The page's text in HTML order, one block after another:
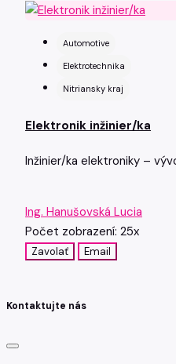
Automotive
Elektrotechnika
Nitriansky kraj
Elektronik inžinier/ka
Inžinier/ka elektroniky –
Ing. Hanušovská Lucia
Počet zobrazení: 25x
Zavolať Email
Kontaktujte nás